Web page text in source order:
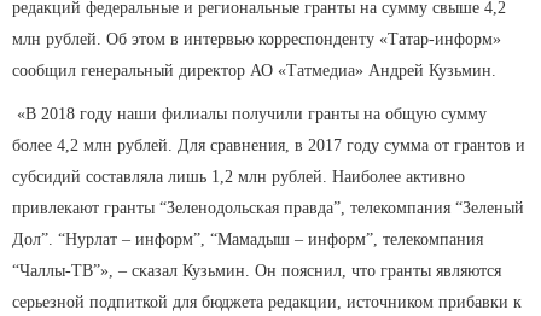
редакций федеральные и региональные гранты на сумму свыше 4,2
млн рублей. Об этом в интервью корреспонденту «Татар-информ»
сообщил генеральный директор АО «Татмедиа» Андрей Кузьмин.
«В 2018 году наши филиалы получили гранты на общую сумму
более 4,2 млн рублей. Для сравнения, в 2017 году сумма от грантов и
субсидий составляла лишь 1,2 млн рублей. Наиболее активно
привлекают гранты “Зеленодольская правда”, телекомпания “Зеленый
Дол”. “Нурлат – информ”, “Мамадыш – информ”, телекомпания
“Чаллы-ТВ”», – сказал Кузьмин. Он пояснил, что гранты являются
серьезной подпиткой для бюджета редакции, источником прибавки к